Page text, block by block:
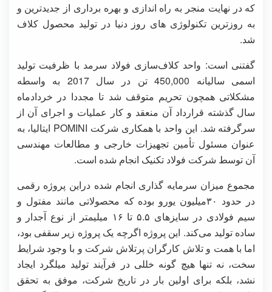
که در نهایت منجر به راه اندازی و بهره برداری از جدیدترین و
به روزترین تکنولوژی های روز دنیا در تولید محصول کلاف
شد.
گفتنی است: واحد کلاف‌سازی فولاد سرمد با ظرفیت تولید
اسمی سالیانه 450,000 تن در سال 2017 به واسطه
مشکلاتی همچون تحریم متوقف شد تا مجددا در خردادماه
سال گذشته قرارداد آن منعقد و کار عملیات و اجرای آن از
سرگرفته شد. این واحد با همکاری شرکت POMINI ایتالیا، به
عنوان مسئول تأمین تجهیزات خارجی و مطالعات مهندسی
آن توسط شرکت فولاد تکنیک انجام شده است.
مجموع میزان سرمایه گذاری انجام شده دراین پروژه رقمی
در حدود ۳۰میلیون یورو بوده که محصولاتی مانند مفتول و
سیم فولادی در سایزهای ۵.۵ تا ۱۶ میلیمتر از نوع آجدار و
ساده تولید می‌کند. این پروژه اگرچه یک پروژه زیر سقفی بود،
اما با همت و تلاش کارگران پرتلاش شرکت و با وجود شرایط
سخت، نه تنها هیچ گونه خللی در فرآیند تولید میلگرد ایجاد
نشد، بلکه برای اولین بار در تاریخ شرکت، موفق به تحقق